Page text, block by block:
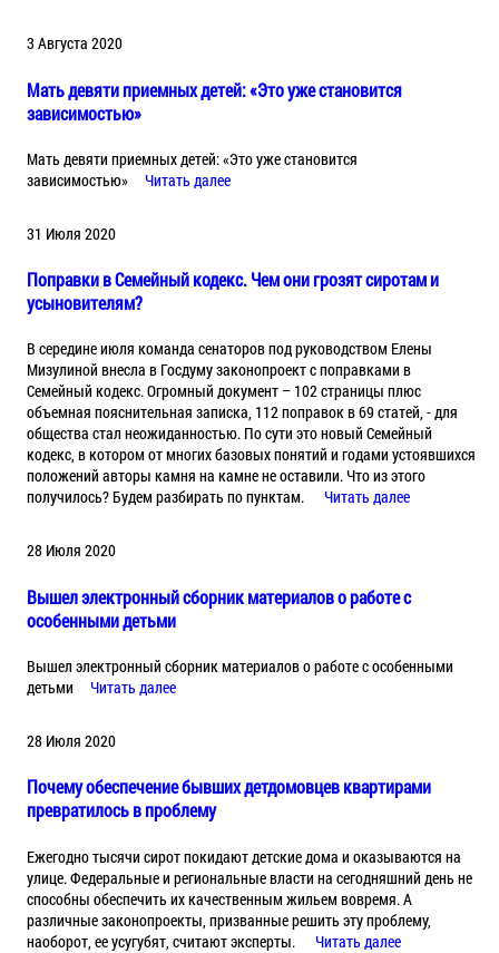
3 Августа 2020
Мать девяти приемных детей: «Это уже становится
зависимостью»
Мать девяти приемных детей: «Это уже становится
зависимостью»
Читать далее
31 Июля 2020
Поправки в Семейный кодекс. Чем они грозят сиротам и
усыновителям?
В середине июля команда сенаторов под руководством Елены
Мизулиной внесла в Госдуму законопроект с поправками в
Семейный кодекс. Огромный документ – 102 страницы плюс
объемная пояснительная записка, 112 поправок в 69 статей, - для
общества стал неожиданностью. По сути это новый Семейный
кодекс, в котором от многих базовых понятий и годами устоявшихся
положений авторы камня на камне не оставили. Что из этого
получилось? Будем разбирать по пунктам.
Читать далее
28 Июля 2020
Вышел электронный сборник материалов о работе с
особенными детьми
Вышел электронный сборник материалов о работе с особенными
детьми
Читать далее
28 Июля 2020
Почему обеспечение бывших детдомовцев квартирами
превратилось в проблему
Ежегодно тысячи сирот покидают детские дома и оказываются на
улице. Федеральные и региональные власти на сегодняшний день не
способны обеспечить их качественным жильем вовремя. А
различные законопроекты, призванные решить эту проблему,
наоборот, ее усугубят, считают эксперты.
Читать далее